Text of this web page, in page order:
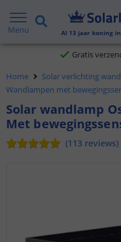
Menu Al 13 jaar koning
Gratis
Voor 23:45
Home
Solar verlichting
Wandlampen met
Solar wandlamp
Met
(113 reviews)